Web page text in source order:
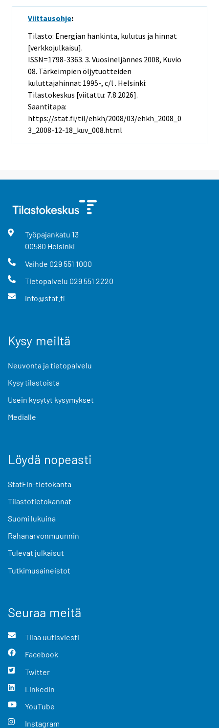
Viittausohje:
Tilasto: Energian hankinta, kulutus ja hinnat
[verkkojulkaisu].
ISSN=1798-3363. 3. Vuosineljännes 2008, Kuvio
08. Tärkeimpien öljytuotteiden
kuluttajahinnat 1995-, c/l . Helsinki:
Tilastokeskus [viitattu: 7.8.2026].
Saantitapa:
https://stat.fi/til/ehkh/2008/03/ehkh_2008_0
3_2008-12-18_kuv_008.html
Työpajankatu 13
00580 Helsinki
Vaihde 029 551 1000
Tietopalvelu 029 551 2220
info@stat.fi
Kysy meiltä
Neuvonta ja tietopalvelu
Kysy tilastoista
Usein kysytyt kysymykset
Medialle
Löydä nopeasti
StatFin-tietokanta
Tilastotietokannat
Suomi lukuina
Rahanarvonmuunnin
Tulevat julkaisut
Tutkimusaineistot
Seuraa meitä
Tilaa uutisviesti
Facebook
Twitter
LinkedIn
YouTube
Instagram